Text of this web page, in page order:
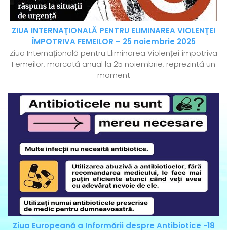
ZIUA INTERNAŢIONALĂ PENTRU ELIMINAREA VIOLENŢEI
ÎMPOTRIVA FEMEILOR – 25 noiembrie 2025
Ziua Internațională pentru Eliminarea Violenței împotriva
Femeilor, marcată anual la 25 noiembrie, reprezintă un
moment
Ziua Europeană a Informării despre Antibiotice -18